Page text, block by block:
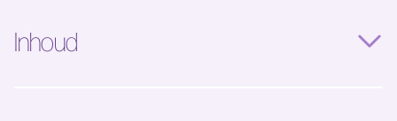
Inhoud